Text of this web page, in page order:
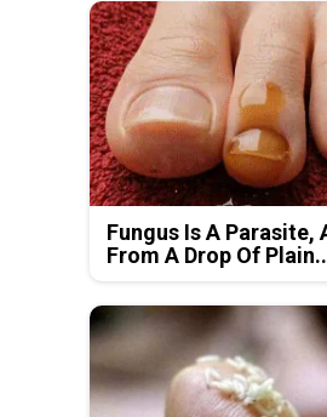
Fungus Is A Parasite,
From A Drop Of